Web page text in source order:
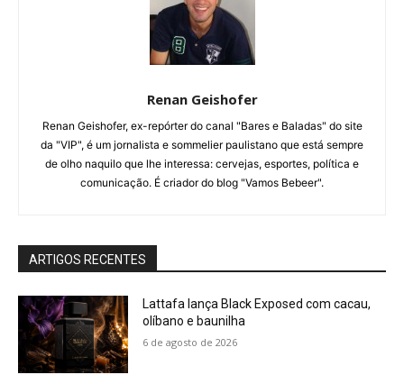
Renan Geishofer
Renan Geishofer, ex-repórter do canal "Bares e Baladas" do site
da "VIP", é um jornalista e sommelier paulistano que está sempre
de olho naquilo que lhe interessa: cervejas, esportes, política e
comunicação. É criador do blog "Vamos Bebeer".
ARTIGOS RECENTES
Lattafa lança Black Exposed com cacau,
olíbano e baunilha
6 de agosto de 2026